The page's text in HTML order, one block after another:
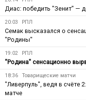
Диас: победить "Зенит" —
20:03 РПЛ
Семак высказался о
"Родины"
19:02 РПЛ
"Родина" сенсационно
18:36 Товарищеские матчи
"Ливерпуль", ведя в счёте
матче